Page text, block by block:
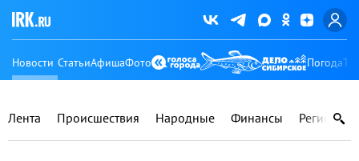
Новости СтатьиАфишаФото Погода
Лента Происшествия Народные Финансы Регионы